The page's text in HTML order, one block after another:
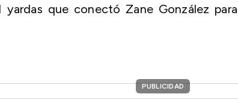
que conectó Zane González para
PUBLICIDAD